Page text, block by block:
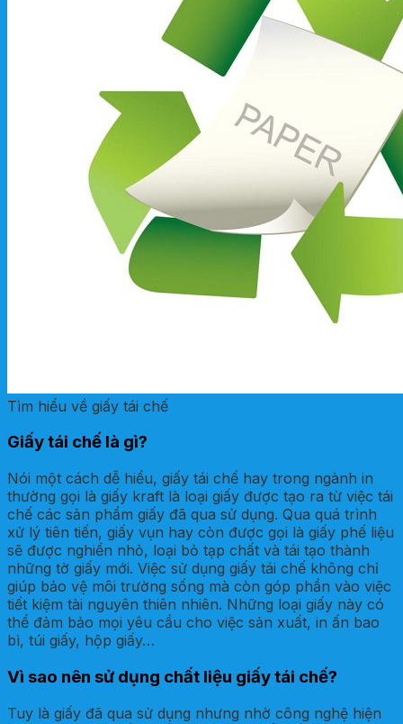
Tìm hiểu về giấy tái chế
Giấy tái chế là gì?
Nói một cách dễ hiểu, giấy tái chế hay trong ngành in
thường gọi là giấy kraft là loại giấy được tạo ra từ việc tái
chế các sản phẩm giấy đã qua sử dụng. Qua quá trình
xử lý tiên tiến, giấy vụn hay còn được gọi là giấy phế liệu
sẽ được nghiền nhỏ, loại bỏ tạp chất và tái tạo thành
những tờ giấy mới. Việc sử dụng giấy tái chế không chỉ
giúp bảo vệ môi trường sống mà còn góp phần vào việc
tiết kiệm tài nguyên thiên nhiên. Những loại giấy này có
thể đảm bảo mọi yêu cầu cho việc sản xuất, in ấn bao
bì, túi giấy, hộp giấy…
Vì sao nên sử dụng chất liệu giấy tái chế?
Tuy là giấy đã qua sử dụng nhưng nhờ công nghệ hiện